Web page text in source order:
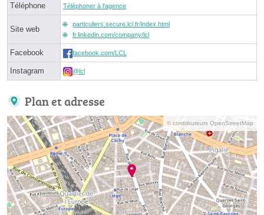
Téléphone Téléphoner à l'agence
Site web
particuliers.secure.lcl.fr/index.html
fr.linkedin.com/company/lcl
Facebook facebook.com/LCL
Instagram @lcl
Plan et adresse
© contributeurs OpenStreetMap